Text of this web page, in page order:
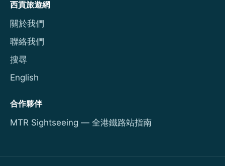
西貢旅遊網
關於我們
聯絡我們
搜尋
English
合作夥伴
MTR Sightseeing — 全港鐵路站指南